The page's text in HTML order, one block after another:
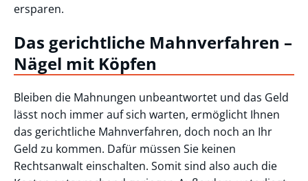
ersparen.
Das gerichtliche Mahnverfahren –
Nägel mit Köpfen
Bleiben die Mahnungen unbeantwortet und das Geld
lässt noch immer auf sich warten, ermöglicht Ihnen
das gerichtliche Mahnverfahren, doch noch an Ihr
Geld zu kommen. Dafür müssen Sie keinen
Rechtsanwalt einschalten. Somit sind also auch die